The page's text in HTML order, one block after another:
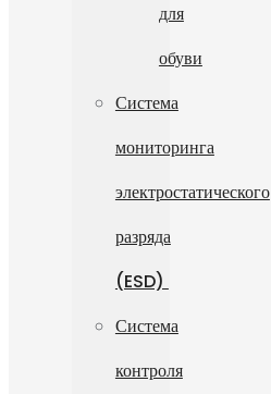
для
обуви
Система
мониторинга
электростатического
разряда
(ESD)
Система
контроля